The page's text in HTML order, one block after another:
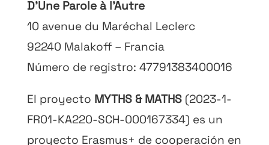
D’Une Parole à l’Autre
10 avenue du Maréchal Leclerc
92240 Malakoff – Francia
Número de registro: 47791383400016
El proyecto MYTHS & MATHS(2023-1-
FR01-KA220-SCH-000167334) es un
proyecto Erasmus+ de cooperación en